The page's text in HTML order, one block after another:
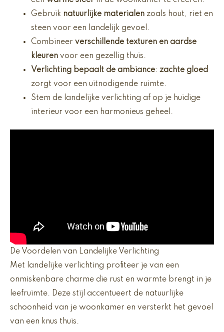
Gebruik natuurlijke materialen zoals hout, riet en
steen voor een landelijk gevoel.
Combineer verschillende texturen en aardse
kleuren voor een gezellig thuis.
Verlichting bepaalt de ambiance: zachte gloed
zorgt voor een uitnodigende ruimte.
Stem de landelijke verlichting af op je huidige
interieur voor een harmonieus geheel.
De Voordelen van Landelijke Verlichting
Met landelijke verlichting profiteer je van een
onmiskenbare charme die rust en warmte brengt in je
leefruimte. Deze stijl accentueert de natuurlijke
schoonheid van je woonkamer en versterkt het gevoel
van een knus thuis.